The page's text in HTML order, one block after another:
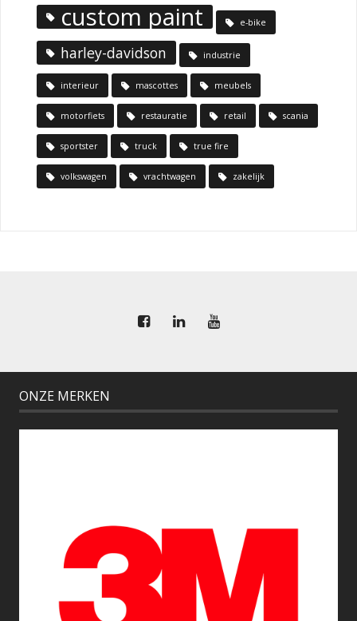
custom paint e-bike
harley-davidson industrie
interieur mascottes meubels
motorfiets restauratie retail scania
sportster truck true fire
volkswagen vrachtwagen zakelijk
ONZE MERKEN